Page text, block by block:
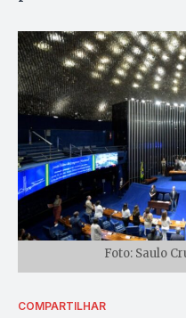
Foto: Saulo
COMPARTILHAR